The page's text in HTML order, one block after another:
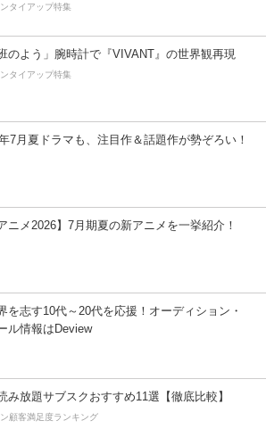
タイアップ特集
のよう」腕時計で『VIVANT』の世界観再現
タイアップ特集
7月夏ドラマも、注目作＆話題作が勢ぞろい！
ニメ2026】7月期夏の新アニメを一挙紹介！
を志す10代～20代を応援！オーディション・
ル情報はDeview
み放題サブスクおすすめ11選【徹底比較】
顧客満足度ランキング